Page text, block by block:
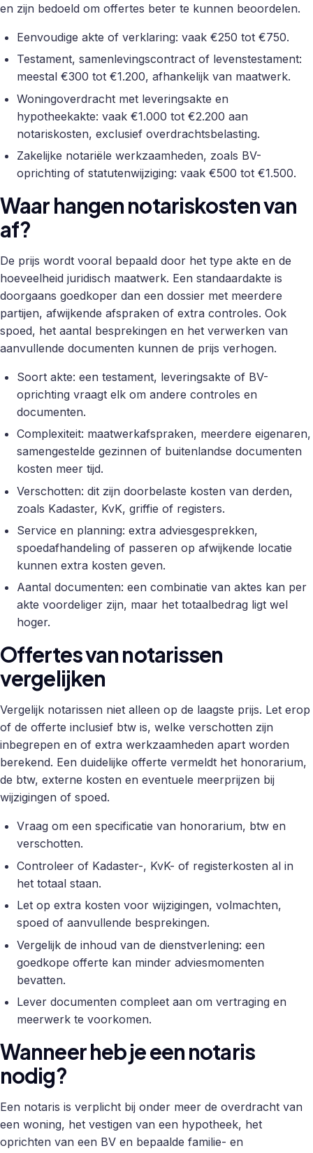
en zijn bedoeld om offertes beter te kunnen beoordelen.
Eenvoudige akte of verklaring: vaak €250 tot €750.
Testament, samenlevingscontract of levenstestament:
meestal €300 tot €1.200, afhankelijk van maatwerk.
Woningoverdracht met leveringsakte en
hypotheekakte: vaak €1.000 tot €2.200 aan
notariskosten, exclusief overdrachtsbelasting.
Zakelijke notariële werkzaamheden, zoals BV-
oprichting of statutenwijziging: vaak €500 tot €1.500.
Waar hangen notariskosten van
af?
De prijs wordt vooral bepaald door het type akte en de
hoeveelheid juridisch maatwerk. Een standaardakte is
doorgaans goedkoper dan een dossier met meerdere
partijen, afwijkende afspraken of extra controles. Ook
spoed, het aantal besprekingen en het verwerken van
aanvullende documenten kunnen de prijs verhogen.
Soort akte: een testament, leveringsakte of BV-
oprichting vraagt elk om andere controles en
documenten.
Complexiteit: maatwerkafspraken, meerdere eigenaren,
samengestelde gezinnen of buitenlandse documenten
kosten meer tijd.
Verschotten: dit zijn doorbelaste kosten van derden,
zoals Kadaster, KvK, griffie of registers.
Service en planning: extra adviesgesprekken,
spoedafhandeling of passeren op afwijkende locatie
kunnen extra kosten geven.
Aantal documenten: een combinatie van aktes kan per
akte voordeliger zijn, maar het totaalbedrag ligt wel
hoger.
Offertes van notarissen
vergelijken
Vergelijk notarissen niet alleen op de laagste prijs. Let erop
of de offerte inclusief btw is, welke verschotten zijn
inbegrepen en of extra werkzaamheden apart worden
berekend. Een duidelijke offerte vermeldt het honorarium,
de btw, externe kosten en eventuele meerprijzen bij
wijzigingen of spoed.
Vraag om een specificatie van honorarium, btw en
verschotten.
Controleer of Kadaster-, KvK- of registerkosten al in
het totaal staan.
Let op extra kosten voor wijzigingen, volmachten,
spoed of aanvullende besprekingen.
Vergelijk de inhoud van de dienstverlening: een
goedkope offerte kan minder adviesmomenten
bevatten.
Lever documenten compleet aan om vertraging en
meerwerk te voorkomen.
Wanneer heb je een notaris
nodig?
Een notaris is verplicht bij onder meer de overdracht van
een woning, het vestigen van een hypotheek, het
oprichten van een BV en bepaalde familie- en